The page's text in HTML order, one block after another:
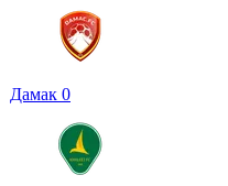
Дамак 0